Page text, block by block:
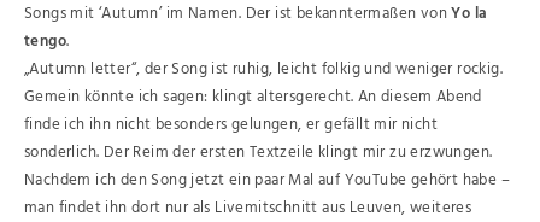
Songs mit ‘Autumn’ im Namen. Der ist bekanntermaßen vonYo la
tengo.
„Autumn letter“, der Song ist ruhig, leicht folkig und weniger rockig.
Gemein könnte ich sagen: klingt altersgerecht. An diesem Abend
finde ich ihn nicht besonders gelungen, er gefällt mir nicht
sonderlich. Der Reim der ersten Textzeile klingt mir zu erzwungen.
Nachdem ich den Song jetzt ein paar Mal auf YouTube gehört habe –
man findet ihn dort nur als Livemitschnitt aus Leuven, weiteres